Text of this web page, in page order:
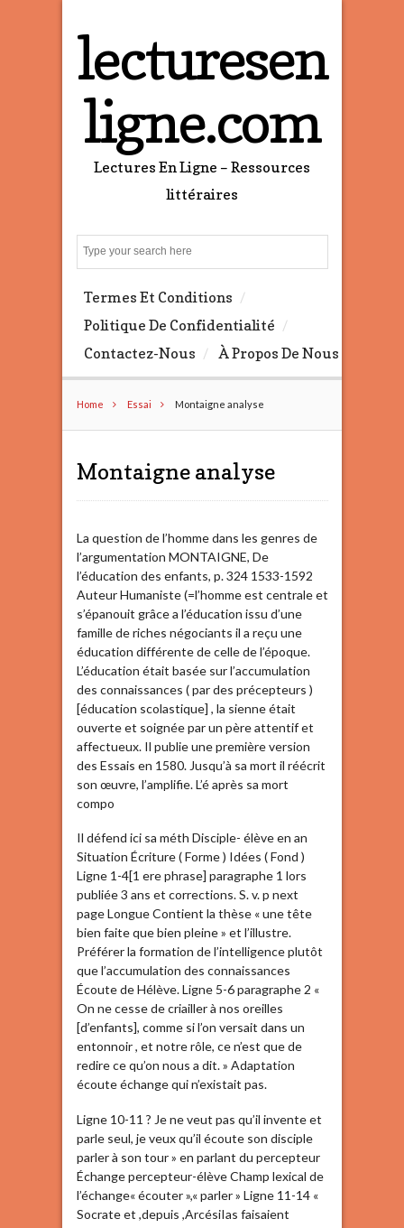
lecturesen
ligne.com
Lectures En Ligne – Ressources
littéraires
e
Termes Et Conditions
Politique De Confidentialité
Contactez-Nous
À Propos De Nous
Home Essai Montaigne analyse
Montaigne analyse
La question de l’homme dans les genres de
l’argumentation MONTAIGNE, De
l’éducation des enfants, p. 324 1533-1592
Auteur Humaniste (=l’homme est centrale et
s’épanouit grâce a l’éducation issu d’une
famille de riches négociants il a reçu une
éducation différente de celle de l’époque.
L’éducation était basée sur l’accumulation
des connaissances ( par des précepteurs )
[éducation scolastique] , la sienne était
ouverte et soignée par un père attentif et
affectueux. Il publie une première version
des Essais en 1580. Jusqu’à sa mort il réécrit
son œuvre, l’amplifie. L’é après sa mort
compo
Il défend ici sa méth Disciple- élève en an
Situation Écriture ( Forme ) Idées ( Fond )
Ligne 1-4[1 ere phrase] paragraphe 1 lors
publiée 3 ans et corrections. S. v. p next
page Longue Contient la thèse « une tête
bien faite que bien pleine » et l’illustre.
Préférer la formation de l’intelligence plutôt
que l’accumulation des connaissances
Écoute de Hélève. Ligne 5-6 paragraphe 2 «
On ne cesse de criailler à nos oreilles
[d’enfants], comme si l’on versait dans un
entonnoir , et notre rôle, ce n’est que de
redire ce qu’on nous a dit. » Adaptation
écoute échange qui n’existait pas.
Ligne 10-11 ? Je ne veut pas qu’il invente et
parle seul, je veux qu’il écoute son disciple
parler à son tour » en parlant du percepteur
Échange percepteur-élève Champ lexical de
l’échange« écouter »,« parler » Ligne 11-14 «
Socrate et ,depuis ,ArcésiIas faisaient